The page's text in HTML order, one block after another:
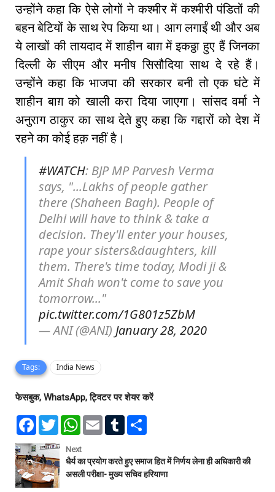
उन्होंने कहा कि ऐसे लोगों ने कश्मीर में कश्मीरी पंडितों की
बहन बेटियों के साथ रेप किया था। आग लगाईं थी और अब
ये लाखों की तायदाद में शाहीन बाग़ में इकठ्ठा हुए हैं जिनका
दिल्ली के सीएम और मनीष सिसौदिया साथ दे रहे हैं।
उन्होंने कहा कि भाजपा की सरकार बनी तो एक घंटे में
शाहीन बाग़ को खाली करा दिया जाएगा। सांसद वर्मा ने
अनुराग ठाकुर का साथ देते हुए कहा कि गद्दारों को देश में
रहने का कोई हक़ नहीं है।
#WATCH: BJP MP Parvesh Verma
says, "...Lakhs of people gather
there (Shaheen Bagh). People of
Delhi will have to think & take a
decision. They'll enter your houses,
rape your sisters&daughters, kill
them. There's time today, Modi ji &
Amit Shah won't come to save you
tomorrow..."
pic.twitter.com/1G801z5ZbM
— ANI (@ANI) January 28, 2020
Tags: India News
फेसबुक, WhatsApp, ट्विटर पर शेयर करें
F
e
b
o
o
k
T
w
t
t
e
r
W
t
s
A
p
E
l
T
l
r
e
Next
धैर्य का प्रयोग करते हुए समाज हित में निर्णय लेना ही अधिकारी की
असली परीक्षा- मुख्य सचिव हरियाणा